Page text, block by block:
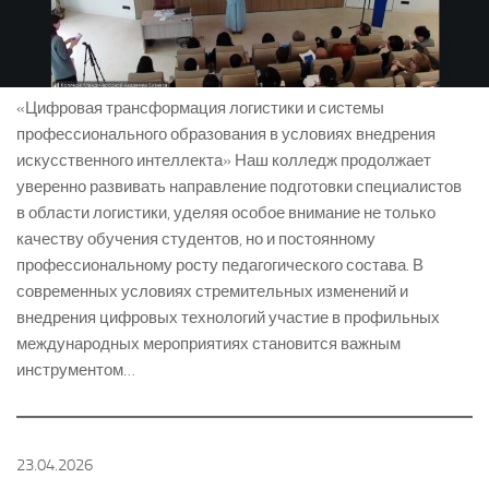
«Цифровая трансформация логистики и системы
профессионального образования в условиях внедрения
искусственного интеллекта» Наш колледж продолжает
уверенно развивать направление подготовки специалистов
в области логистики, уделяя особое внимание не только
качеству обучения студентов, но и постоянному
профессиональному росту педагогического состава. В
современных условиях стремительных изменений и
внедрения цифровых технологий участие в профильных
международных мероприятиях становится важным
инструментом…
23.04.2026